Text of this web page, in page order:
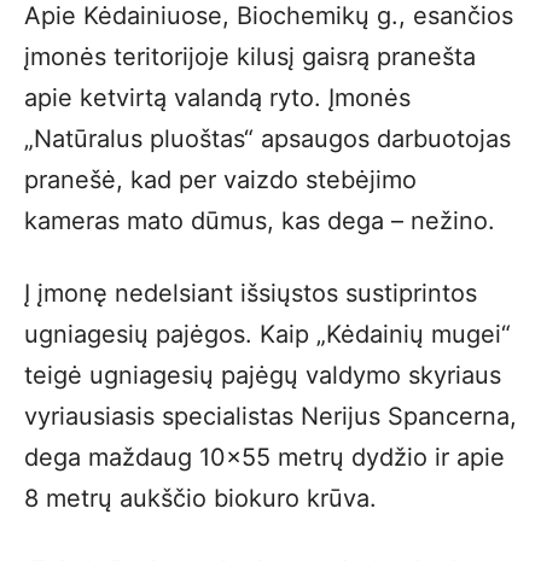
Apie Kėdainiuose, Biochemikų g., esančios
įmonės teritorijoje kilusį gaisrą pranešta
apie ketvirtą valandą ryto. Įmonės
„Natūralus pluoštas“ apsaugos darbuotojas
pranešė, kad per vaizdo stebėjimo
kameras mato dūmus, kas dega – nežino.
Į įmonę nedelsiant išsiųstos sustiprintos
ugniagesių pajėgos. Kaip „Kėdainių mugei“
teigė ugniagesių pajėgų valdymo skyriaus
vyriausiasis specialistas Nerijus Spancerna,
dega maždaug 10×55 metrų dydžio ir apie
8 metrų aukščio biokuro krūva.